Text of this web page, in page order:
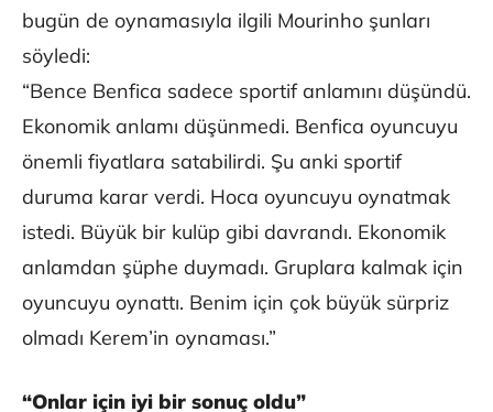
bugün de oynamasıyla ilgili Mourinho şunları
söyledi:
“Bence Benfica sadece sportif anlamını düşündü.
Ekonomik anlamı düşünmedi. Benfica oyuncuyu
önemli fiyatlara satabilirdi. Şu anki sportif
duruma karar verdi. Hoca oyuncuyu oynatmak
istedi. Büyük bir kulüp gibi davrandı. Ekonomik
anlamdan şüphe duymadı. Gruplara kalmak için
oyuncuyu oynattı. Benim için çok büyük sürpriz
olmadı Kerem’in oynaması.”
“Onlar için iyi bir sonuç oldu”